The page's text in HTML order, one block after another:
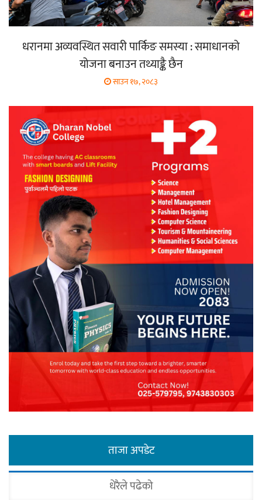
धरानमा अव्यवस्थित सवारी पार्किङ समस्या : समाधानको
योजना बनाउन तथ्याङ्कै छैन
साउन १७, २०८३
ताजा अपडेट
धेरैले पढेको